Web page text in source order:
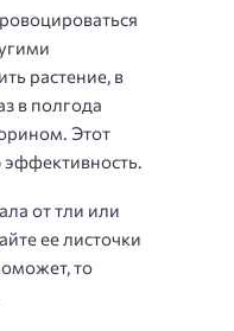
растение, в
в полгода
Этот
эффективность.
от тли или
ее листочки
то